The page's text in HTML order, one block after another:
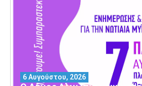
6 Αυγούστου, 2026